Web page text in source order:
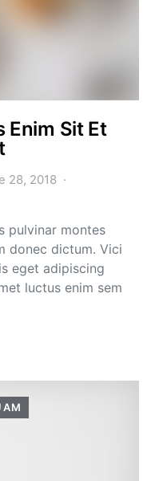
Enim Sit Et
28, 2018
pulvinar montes
donec dictum. Vici
eget adipiscing
luctus enim sem